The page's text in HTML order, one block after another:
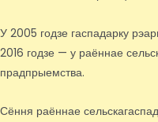
У 2005 годзе гаспадарку
2016 годзе — у раённае
прадпрыемства.
Сёння раённае